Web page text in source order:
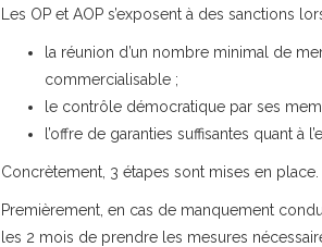
Les OP et AOP s’exposent à des sanctions
la réunion d’un nombre minimal de
commercialisable ;
le contrôle démocratique par ses
l’offre de garanties suffisantes quant à
Concrètement, 3 étapes sont mises en place.
Premièrement, en cas de manquement
les 2 mois de prendre les mesures